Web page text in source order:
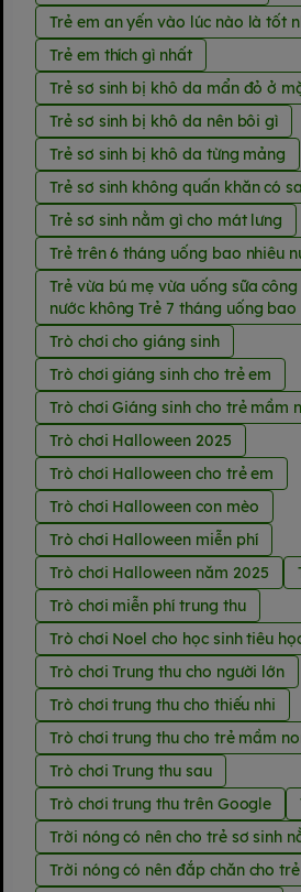
Trẻ em an yến vào lúc nào là tốt
Trẻ em thích gì nhất
Trẻ sơ sinh bị khô da mẩn đỏ ở
Trẻ sơ sinh bị khô da nên bôi gì
Trẻ sơ sinh bị khô da từng mảng
Trẻ sơ sinh không quấn khăn có
Trẻ sơ sinh nằm gì cho mát lưng
Trẻ trên 6 tháng uống bao nhiêu
Trẻ vừa bú mẹ vừa uống sữa
nước không Trẻ 7 tháng uống
Trò chơi cho giáng sinh
Trò chơi giáng sinh cho trẻ em
Trò chơi Giáng sinh cho trẻ mầm
Trò chơi Halloween 2025
Trò chơi Halloween cho trẻ em
Trò chơi Halloween con mèo
Trò chơi Halloween miễn phí
Trò chơi Halloween năm 2025
Trò chơi miễn phí trung thu
Trò chơi Noel cho học sinh tiêu
Trò chơi Trung thu cho người lớn
Trò chơi trung thu cho thiếu nhi
Trò chơi trung thu cho trẻ mầm
Trò chơi Trung thu sau
Trò chơi trung thu trên Google
Trời nóng có nên cho trẻ sơ sinh
Trời nóng có nên đắp chăn cho